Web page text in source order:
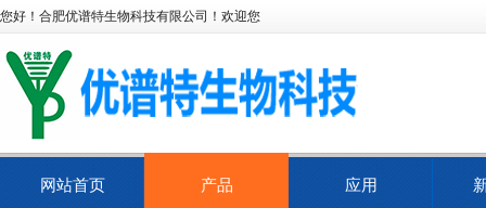
您好！合肥优谱特生物科技有限公司！欢迎您
网站首页 产品 应用